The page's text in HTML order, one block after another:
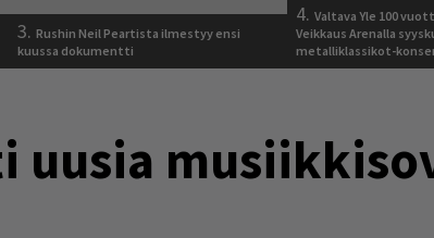
3. Rushin Neil Peartista ilmestyy ensi
kuussa dokumentti
4. Valtava Yle 100
Veikkaus Arenalla
metalliklassikot-
uusia